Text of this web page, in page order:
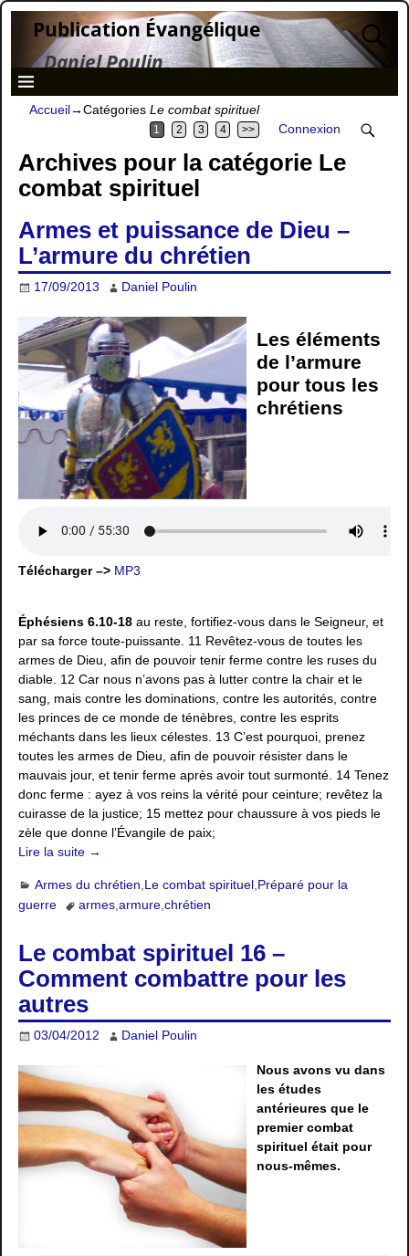
Publication Évangélique
Daniel Poulin
Accueil→Catégories Le combat spirituel
1 2 3 4 >> Connexion
Archives pour la catégorie Le
combat spirituel
Armes et puissance de Dieu –
L’armure du chrétien
17/09/2013 Daniel Poulin
Les éléments
de l’armure
pour tous les
chrétiens
Télécharger –> MP3
Éphésiens 6.10-18 au reste, fortifiez-vous dans le Seigneur, et
par sa force toute-puissante. 11 Revêtez-vous de toutes les
armes de Dieu, afin de pouvoir tenir ferme contre les ruses du
diable. 12 Car nous n’avons pas à lutter contre la chair et le
sang, mais contre les dominations, contre les autorités, contre
les princes de ce monde de ténèbres, contre les esprits
méchants dans les lieux célestes. 13 C’est pourquoi, prenez
toutes les armes de Dieu, afin de pouvoir résister dans le
mauvais jour, et tenir ferme après avoir tout surmonté. 14 Tenez
donc ferme : ayez à vos reins la vérité pour ceinture; revêtez la
cuirasse de la justice; 15 mettez pour chaussure à vos pieds le
zèle que donne l’Évangile de paix;
Lire la suite →
Armes du chrétien Le combat spirituel, Préparé pour la
guerre
armes,armure,chrétien
Le combat spirituel 16 –
Comment combattre pour les
autres
03/04/2012 Daniel Poulin
Nous avons vu dans
les études
antérieures que le
premier combat
spirituel était pour
nous-mêmes.